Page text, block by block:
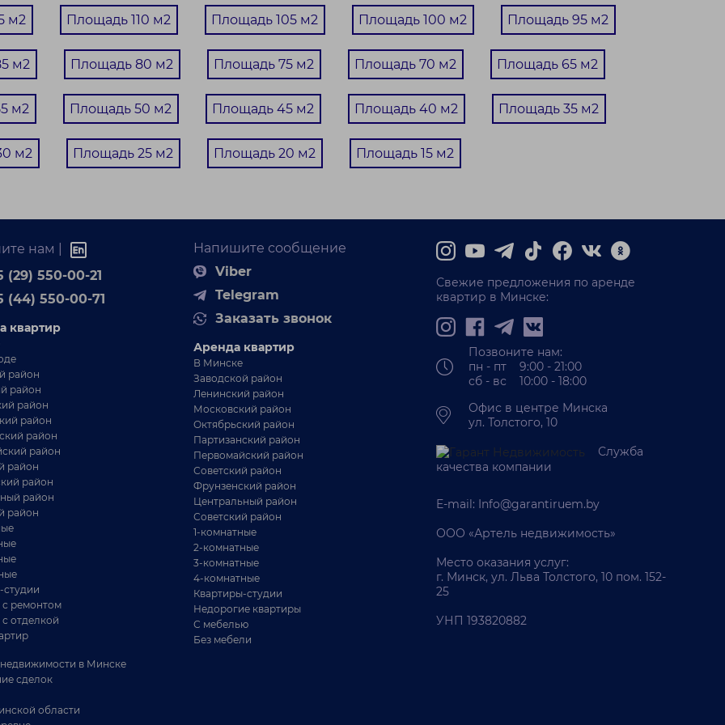
- КОМНАТНАЯ КВАРТИРА 237 000 BYN
от метро.
ул. Люксембург, 174
район
м. Грушевка
32 / 17 / 6.92 м²
7527 BYN / М²
новая уютная квартире в центре города рядом с
Грушевка! ...
КОМНАТНАЯ КВАРТИРА 217 800 BYN
1-х комнатная квартира в
районе по адресу ул.
дом 15
Осипенко, 15
район
м. Площадь Якуба
м2 Площадь 110 м2 Площадь 105 м2 Площадь 100 м2 Площадь 95 м2
м2 Площадь 80 м2 Площадь 75 м2 Площадь 70 м2 Площадь 65 м2
м2 Площадь 50 м2 Площадь 45 м2 Площадь 40 м2 Площадь 35 м2
м2 Площадь 25 м2 Площадь 20 м2 Площадь 15 м2
нам |
(29) 550-00-21
(44) 550-00-71
квартир
район
район
район
район
район
район
район
район
район
район
студии
с ремонтом
отделкой
в Минске
сделок
области
Напишите сообщение
Viber
Telegram
Заказать звонок
Аренда квартир
В Минске
Заводской район
Ленинский район
Московский район
Октябрьский район
Партизанский район
Первомайский район
Советский район
Фрунзенский район
Центральный район
Советский район
1-комнатные
2-комнатные
3-комнатные
4-комнатные
Квартиры-студии
Недорогие квартиры
С мебелью
Без мебели
Свежие предложения по аренде
квартир в Минске:
Позвоните нам:
пн - пт 9:00 - 21:00
сб - вс 10:00 - 18:00
Офис в центре Минска
ул. Толстого, 10
Служба
качества компании
E-mail: Info@garantiruem.by
ООО «Артель недвижимость»
Место оказания услуг:
г. Минск, ул. Льва Толстого, 10 пом. 152-
25
УНП 193820882